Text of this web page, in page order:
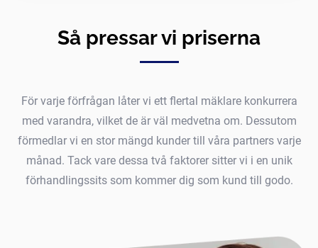
Så pressar vi priserna
För varje förfrågan låter vi ett flertal mäklare konkurrera
med varandra, vilket de är väl medvetna om. Dessutom
förmedlar vi en stor mängd kunder till våra partners varje
månad. Tack vare dessa två faktorer sitter vi i en unik
förhandlingssits som kommer dig som kund till godo.